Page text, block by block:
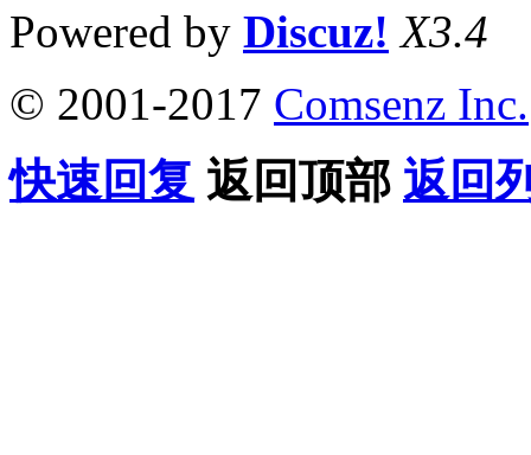
Powered by Discuz! X3.4
© 2001-2017 Comsenz Inc.
快速回复 返回顶部 返回